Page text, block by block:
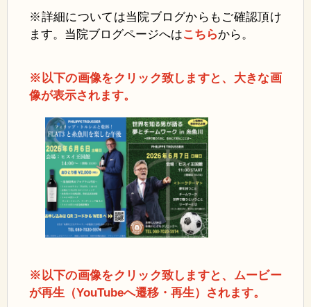
※詳細については当院ブログからもご確認頂け
ます。 当院ブログページへはこちらから。
※以下の画像をクリック致しますと、大きな画
像が表示されます。
※以下の画像をクリック致しますと、ムービー
が再生（YouTubeへ遷移・再生）されます。